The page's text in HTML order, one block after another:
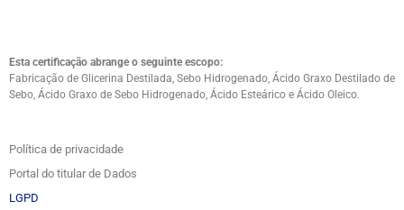
Esta certificação abrange o seguinte escopo:
Fabricação de Glicerina Destilada, Sebo Hidrogenado, Ácido Graxo Destilado de
Sebo, Ácido Graxo de Sebo Hidrogenado, Ácido Esteárico e Ácido Oleico.
Política de privacidade
Portal do titular de Dados
LGPD